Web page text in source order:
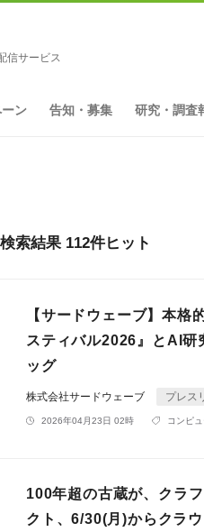
信サービス
ン 告知・募集 研究・調査
索結果 112件ヒット
【サードウェーブ】本
スティバル2026』とAI研
ッグ
株式会社サードウェーブ プレス
2026年04月23日 02時 コンピ
100年超の古蔵が、クラ
クト、6/30(月)からクラ